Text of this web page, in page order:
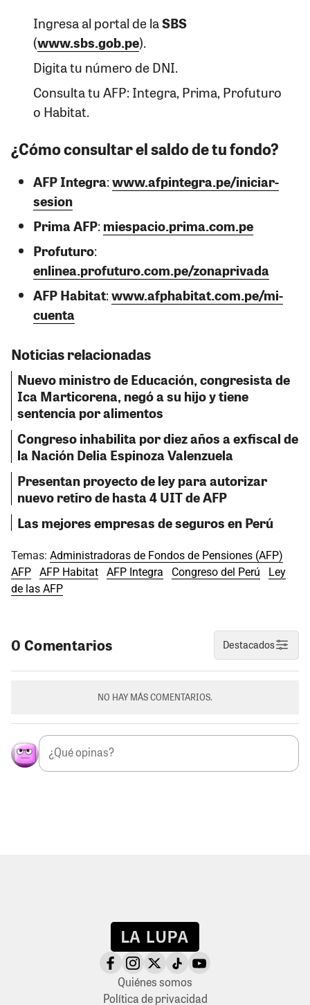
Ingresa al portal de laSBS
(www.sbs.gob.pe).
Digita tu número de DNI.
Consulta tu AFP: Integra, Prima, Profuturo
o Habitat.
¿Cómo consultar el saldo de tu fondo?
AFP Integra:www.afpintegra.pe/iniciar-
sesion
Prima AFP:miespacio.prima.com.pe
Profuturo:
enlinea.profuturo.com.pe/zonaprivada
AFP Habitat:www.afphabitat.com.pe/mi-
cuenta
Noticias relacionadas
Nuevo ministro de Educación, congresista de
Ica Marticorena, negó a su hijo y tiene
sentencia por alimentos
Congreso inhabilita por diez años a exfiscal de
la Nación Delia Espinoza Valenzuela
Presentan proyecto de ley para autorizar
nuevo retiro de hasta 4 UIT de AFP
Las mejores empresas de seguros en Perú
Temas: Administradoras de Fondos de Pensiones (AFP)
AFP
AFP Habitat AFP Integra Congreso del Perú
Ley
de las AFP
0 Comentarios Destacados
NO HAY MÁS COMENTARIOS.
Quiénes somos
Política de privacidad